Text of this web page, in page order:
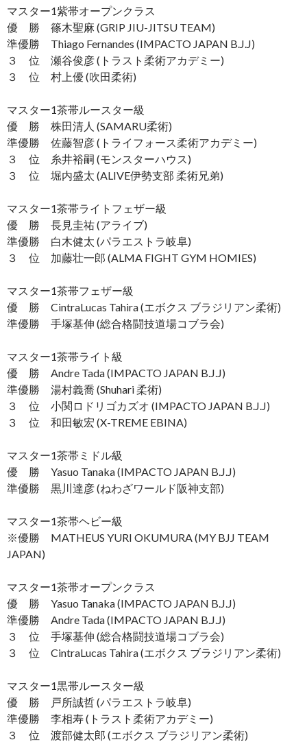
マスター1紫帯オープンクラス
優 勝 篠木聖麻 (GRIP JIU-JITSU TEAM)
準優勝 Thiago Fernandes (IMPACTO JAPAN B.J.J)
３ 位 瀬谷俊彦 (トラスト柔術アカデミー)
３ 位 村上優 (吹田柔術)
マスター1茶帯ルースター級
優 勝 株田清人 (SAMARU柔術)
準優勝 佐藤智彦 (トライフォース柔術アカデミー)
３ 位 糸井裕嗣 (モンスターハウス)
３ 位 堀内盛太 (ALIVE伊勢支部 柔術兄弟)
マスター1茶帯ライトフェザー級
優 勝 長見圭祐 (アライブ)
準優勝 白木健太 (パラエストラ岐阜)
３ 位 加藤壮一郎 (ALMA FIGHT GYM HOMIES)
マスター1茶帯フェザー級
優 勝 CintraLucas Tahira (エボクス ブラジリアン柔術)
準優勝 手塚基伸 (総合格闘技道場コブラ会)
マスター1茶帯ライト級
優 勝 Andre Tada (IMPACTO JAPAN B.J.J)
準優勝 湯村義喬 (Shuhari 柔術)
３ 位 小関ロドリゴカズオ (IMPACTO JAPAN B.J.J)
３ 位 和田敏宏 (X-TREME EBINA)
マスター1茶帯ミドル級
優 勝 Yasuo Tanaka (IMPACTO JAPAN B.J.J)
準優勝 黒川達彦 (ねわざワールド阪神支部)
マスター1茶帯ヘビー級
※優勝 MATHEUS YURI OKUMURA (MY BJJ TEAM
JAPAN)
マスター1茶帯オープンクラス
優 勝 Yasuo Tanaka (IMPACTO JAPAN B.J.J)
準優勝 Andre Tada (IMPACTO JAPAN B.J.J)
３ 位 手塚基伸 (総合格闘技道場コブラ会)
３ 位 CintraLucas Tahira (エボクス ブラジリアン柔術)
マスター1黒帯ルースター級
優 勝 戸所誠哲 (パラエストラ岐阜)
準優勝 李相寿 (トラスト柔術アカデミー)
３ 位 渡部健太郎 (エボクス ブラジリアン柔術)